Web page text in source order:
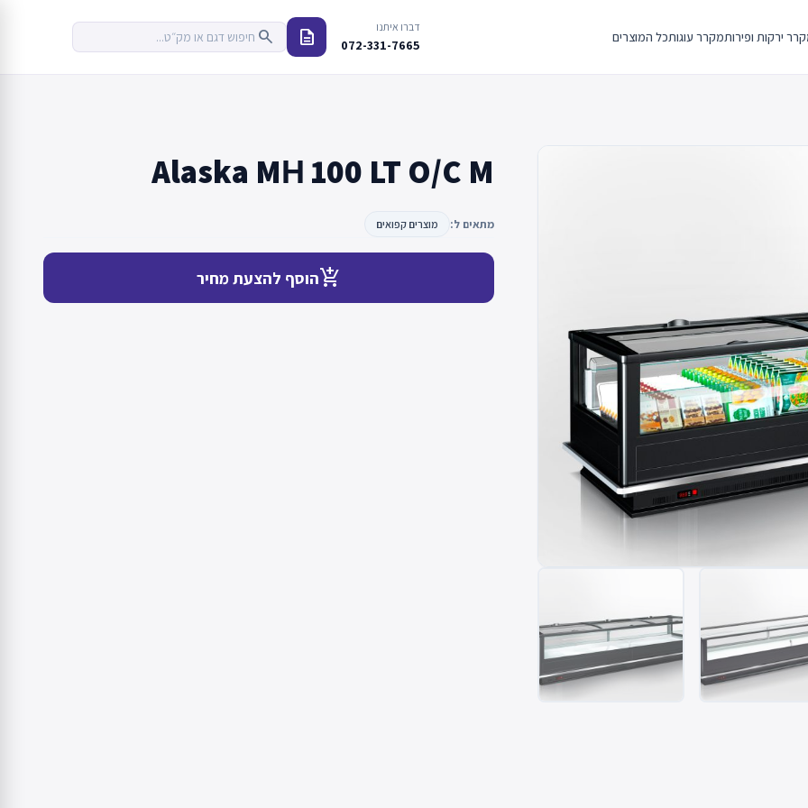
ירקות ופירותמקרר עוגותכל המוצרים
דברו איתנו
072-331-7665
description
search
Alaska MН 100 LT O/C M
מתאים ל: מוצרים קפואים
add_shopping_cartהוסף להצעת מחיר